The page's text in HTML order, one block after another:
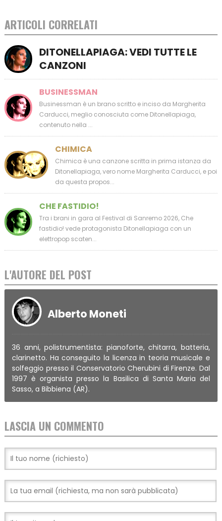
ARTICOLI CORRELATI
DITONELLAPIAGA: VEDI TUTTE LE
CANZONI
BUSINESSMAN
Businessman è un brano scritto e inciso da Margherita
Carducci, meglio conosciuta come Ditonellapiaga,
contenuto nella ...
CHIMICA
Chimica è una canzone scritta in prima istanza da
Ditonellapiaga, vero nome Margherita Carducci, e poi
da questa propos...
CHE FASTIDIO!
Tra i brani in gara al Festival di Sanremo 2026, Che
fastidio! vede protagonista Ditonellapiaga con un
elettropop scaten...
L'AUTORE DEL POST
Alberto Moneti
36 anni, polistrumentista: pianoforte, chitarra, batteria,
clarinetto. Ha conseguito la licenza in teoria musicale e
solfeggio presso il Conservatorio Cherubini di Firenze. Dal
1997 è organista presso la Basilica di Santa Maria del
Sasso, a Bibbiena (AR).
LASCIA UN COMMENTO